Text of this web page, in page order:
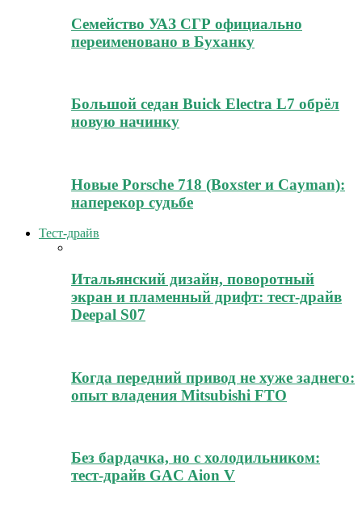
Семейство УАЗ СГР официально
переименовано в Буханку
Большой седан Buick Electra L7 обрёл
новую начинку
Новые Porsche 718 (Boxster и Cayman):
наперекор судьбе
Тест-драйв
Итальянский дизайн, поворотный
экран и пламенный дрифт: тест-драйв
Deepal S07
Когда передний привод не хуже заднего:
опыт владения Mitsubishi FTO
Без бардачка, но с холодильником:
тест-драйв GAC Aion V